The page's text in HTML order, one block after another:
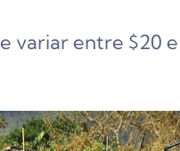
variar entre $20